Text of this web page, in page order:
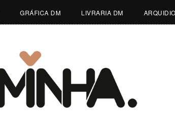
GRÁFICA DM LIVRARIA DM